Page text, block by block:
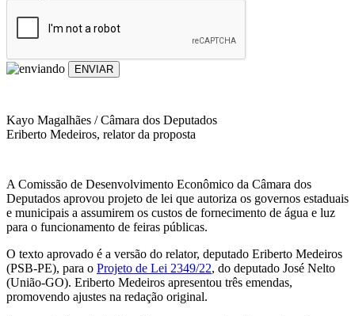
ENVIAR
Kayo Magalhães / Câmara dos Deputados
Eriberto Medeiros, relator da proposta
A Comissão de Desenvolvimento Econômico da Câmara dos
Deputados aprovou projeto de lei que autoriza os governos estaduais
e municipais a assumirem os custos de fornecimento de água e luz
para o funcionamento de feiras públicas.
O texto aprovado é a versão do relator, deputado Eriberto Medeiros
(PSB-PE), para o Projeto de Lei 2349/22, do deputado José Nelto
(União-GO). Eriberto Medeiros apresentou três emendas,
promovendo ajustes na redação original.